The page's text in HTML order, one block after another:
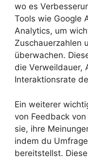
wo es
Tools wie Google
Analytics, um
Zuschauerzahlen
überwachen.
die Verweildauer,
Interaktionsrate
Ein weiterer
von Feedback
sie, ihre
indem du
bereitstellst.